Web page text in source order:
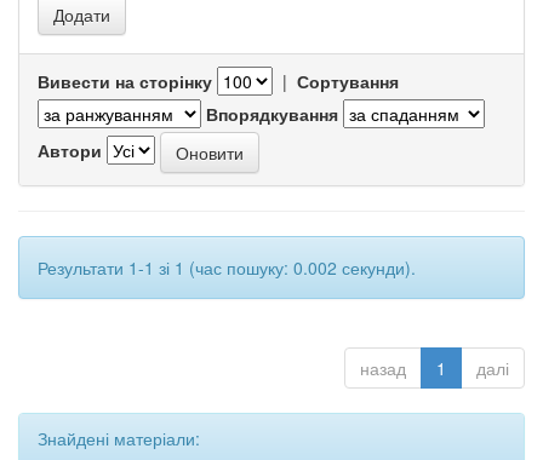
Вивести на сторінку | Сортування
Впорядкування
Автори
Результати 1-1 зі 1 (час пошуку: 0.002 секунди).
назад 1 далі
Знайдені матеріали: